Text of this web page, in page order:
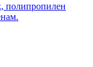
полипропилен